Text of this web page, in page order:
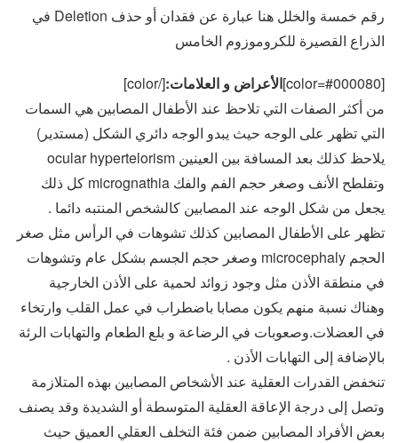
رقم خمسة والخلل هنا عبارة عن فقدان أو حذف Deletion في
الذراع القصيرة للكروموزوم الخامس
[color=#000080] الأعراض و العلامات:[/color]
من أكثر الصفات التي تلاحظ عند الأطفال المصابين هي السمات
التي تظهر على الوجه حيث يبدو الوجه دائري الشكل (مستدير)
يلاحظ كذلك بعد المسافة بين العينين ocular hypertelorism
وتفلطح الأنف وصغر حجم الفم والفك micrognathia كل ذلك
يجعل من شكل الوجه عند المصابين كالشخص المنتبه دائما .
تظهر على الأطفال المصابين كذلك تشوهات في الرأس مثل صغر
الحجم microcephaly وصغر حجم الجسم بشكل عام وتشوهات
في منطقة الأذن مثل وجود زوائد لحمية على الأذن الخارجية
وهناك نسبة منهم يكون مصابا باضطراب في عمل القلب وارتخاء
في العضلات.وصعوبات في الرضاعة و بلع الطعام والتهابات الرئة
بالإضافة إلى التهابات الأذن .
تنخفض القدرات العقلية عند الأشخاص المصابين بهذه المتلازمة
وتصل إلى درجة الإعاقة العقلية المتوسطة أو الشديدة وقد يصنف
بعض الأفراد المصابين ضمن فئة التخلف العقلي العميق حيث